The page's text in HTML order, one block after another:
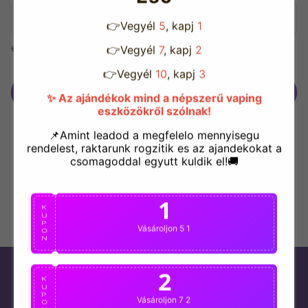
elfelejtett jelszo?
Belépés
Összes termék
👉Vegyél 5, kapj 1
👉Vegyél 7, kapj 2
👉Vegyél 10, kapj 3
✨ Az ajándékok mind a népszerű vaping
eszközökről szólnak!
📌Amint leadod a megfelelo mennyisegu
rendelest, raktarunk rogzitik es az ajandekokat a
csomagoddal egyutt kuldik el!🚚
K
U
P
O
N
1
Vásároljon 5 1
K
U
P
O
2
Vásároljon 7 2